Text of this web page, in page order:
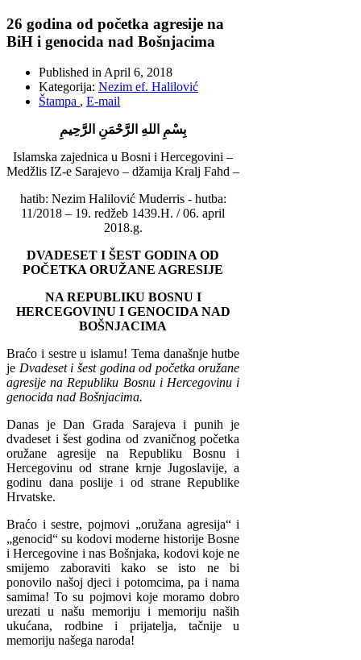
26 godina od početka agresije na
BiH i genocida nad Bošnjacima
Published in April 6, 2018
Kategorija: Nezim ef. Halilović
Štampa , E-mail
بِسْمِ اللهِ الرَّحْمَنِ الرَّحِيمِ
Islamska zajednica u Bosni i Hercegovini –
Medžlis IZ-e Sarajevo – džamija Kralj Fahd –
hatib: Nezim Halilović Muderris - hutba:
11/2018 – 19. redžeb 1439.H. / 06. april
2018.g.
DVADESET I ŠEST GODINA OD
POČETKA ORUŽANE AGRESIJE
NA REPUBLIKU BOSNU I
HERCEGOVINU I GENOCIDA NAD
BOŠNJACIMA
Braćo i sestre u islamu! Tema današnje hutbe
je Dvadeset i šest godina od početka oružane
agresije na Republiku Bosnu i Hercegovinu i
genocida nad Bošnjacima.
Danas je Dan Grada Sarajeva i punih je
dvadeset i šest godina od zvaničnog početka
oružane agresije na Republiku Bosnu i
Hercegovinu od strane krnje Jugoslavije, a
godinu dana poslije i od strane Republike
Hrvatske.
Braćo i sestre, pojmovi „oružana agresija“ i
„genocid“ su kodovi moderne historije Bosne
i Hercegovine i nas Bošnjaka, kodovi koje ne
smijemo zaboraviti kako se isto ne bi
ponovilo našoj djeci i potomcima, pa i nama
samima! To su pojmovi koje moramo dobro
urezati u našu memoriju i memoriju naših
ukućana, rodbine i prijatelja, tačnije u
memoriju našega naroda!